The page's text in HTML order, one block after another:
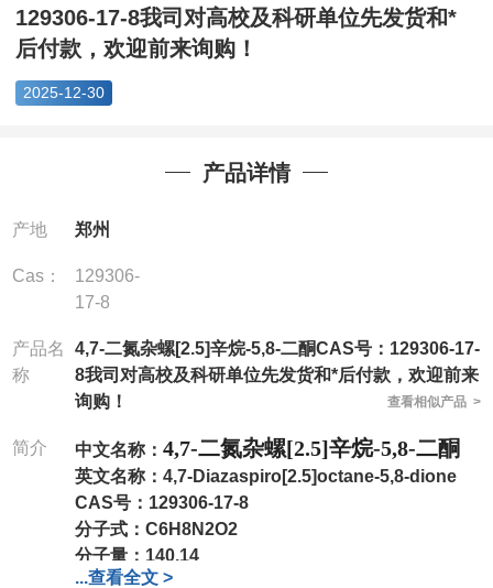
129306-17-8我司对高校及科研单位先发货和*
后付款，欢迎前来询购！
2025-12-30
产品详情
产地 郑州
Cas：
129306-
17-8
产品名
称
4,7-二氮杂螺[2.5]辛烷-5,8-二酮CAS号：129306-17-
8我司对高校及科研单位先发货和*后付款，欢迎前来
询购！
查看相似产品 >
简介 中文名称： 4,7-二氮杂螺[2.5]辛烷-5,8-二酮
英文名称： 4,7-Diazaspiro[2.5]octane-5,8-dione
CAS号： 129306-17-8
分子式： C6H8N2O2
分子量： 140.14
...查看全文 >